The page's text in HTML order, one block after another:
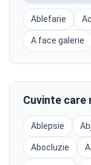
Ablefarie
A face galerie
Cuvinte care
Ablepsie
Abocluzie